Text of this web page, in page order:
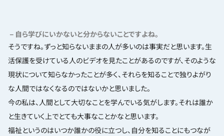
公共政策学部福祉社会学科です。(名前が長いで
学なら 産業社...
－自ら学びにいかないと分からないことですよね。
そうですね。ずっと知らないままの人が多いのは事実だと思います。生
活保護を受けている人のビデオを見たことがあるのですが、そのような
現状について知らなかったことが多く、それらを知ることで独りよがり
な人間ではなくなるのではないかと思いました。
今の私は、人間として大切なことを学んでいる気がします。それは誰か
と生きていく上でとても大事なことかなと思います。
福祉というのはいつか誰かの役に立つし、自分を知ることにもつなが